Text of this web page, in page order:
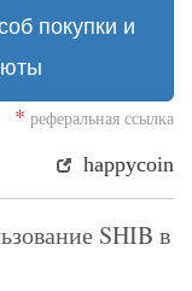
покупки и
* реферальная ссылка
happycoin
SHIB в